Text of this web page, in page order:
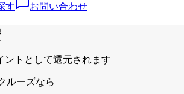
す お問い合わせ
ントとして還元されます
ルーズなら